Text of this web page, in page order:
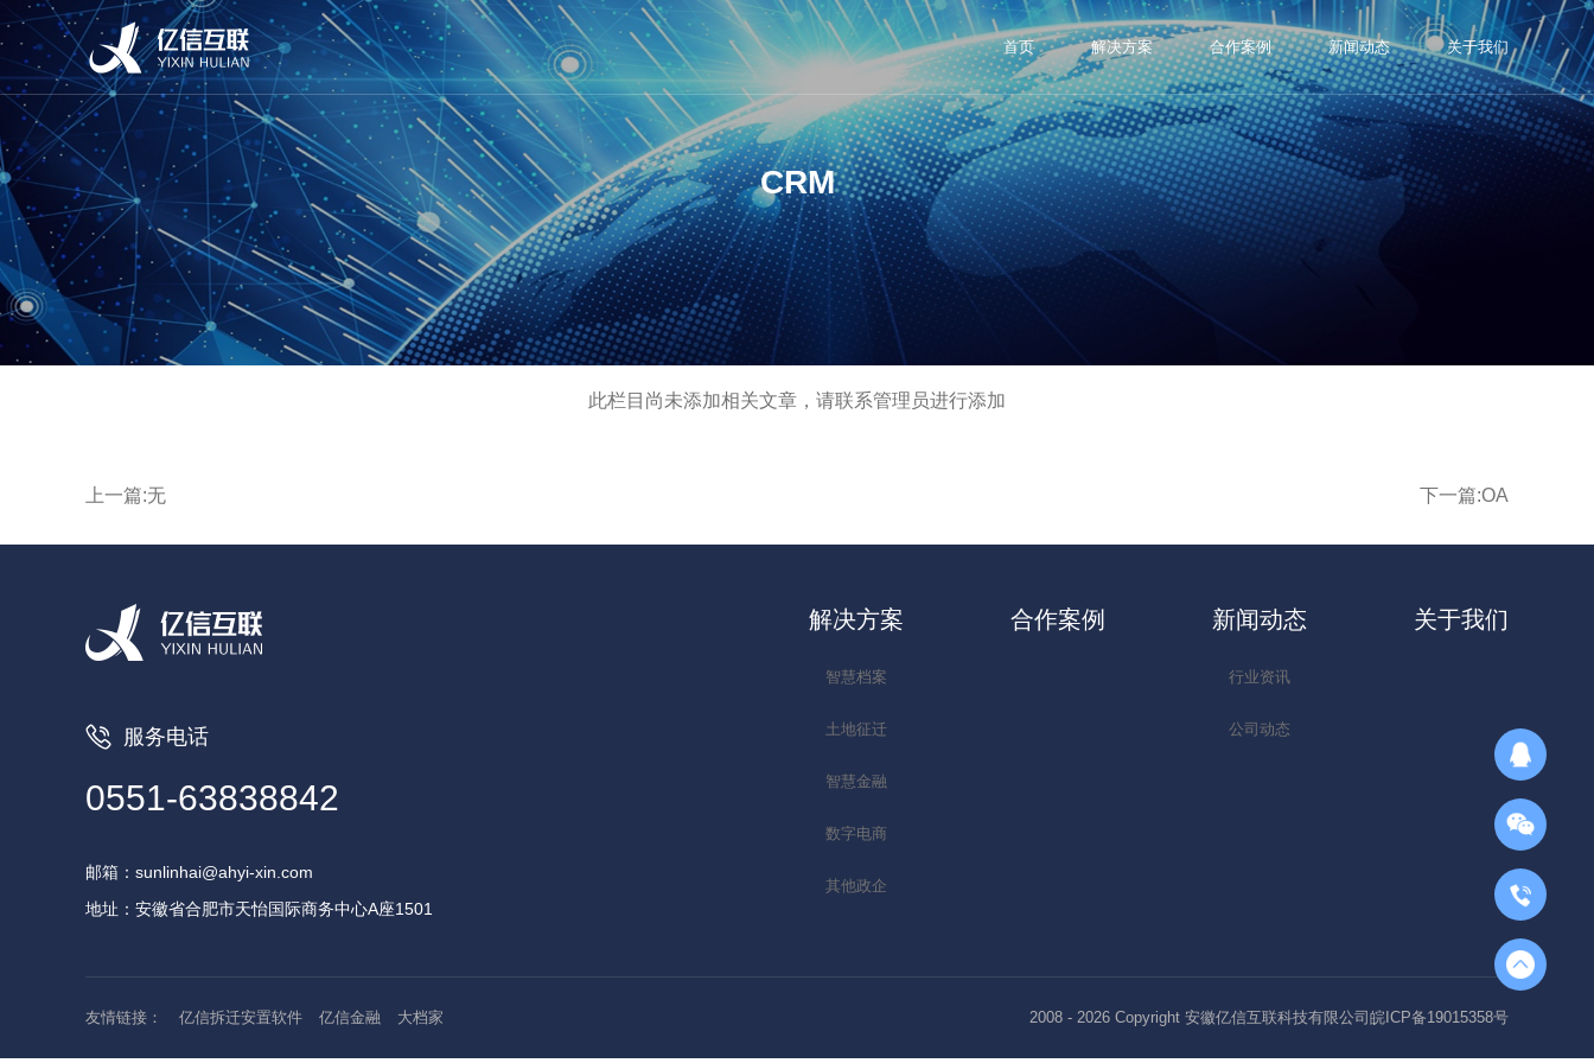
首页 解决方案 合作案例 新闻动态 关于我们
CRM
此栏目尚未添加相关文章，请联系管理员进行添加
上一篇:无 下一篇:OA
服务电话
0551-63838842
邮箱： sunlinhai@ahyi-xin.com
地址： 安徽省合肥市天怡国际商务中心A座1501
解决方案
智慧档案
土地征迁
智慧金融
数字电商
其他政企
合作案例 新闻动态
行业资讯
公司动态
关于我们
友情链接： 亿信拆迁安置软件 亿信金融 大档家 2008 - 2026 Copyright 安徽亿信互联科技有限公司皖ICP备19015358号